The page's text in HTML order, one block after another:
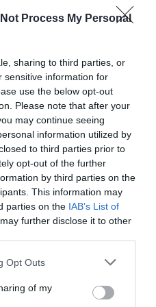
Not Process My Personal
sharing to third parties, or
sensitive information for
use the below opt-out
Please note that after your
may continue seeing
information utilized by
to third parties prior to
opt-out of the further
by third parties on the
This information may
parties on the IAB’s List of
further disclose it to other
uses one or more Google
behaviour. You may click to
and its third-party tags to
Opt Outs
of my
Halálával
a hatása.